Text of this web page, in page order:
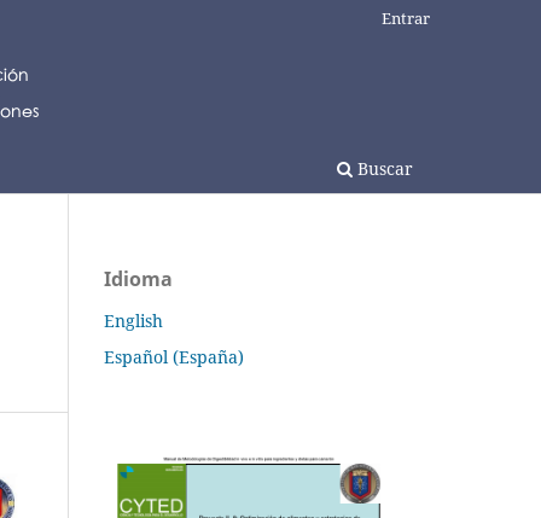
Buscar
Entrar
Idioma
English
Español (España)